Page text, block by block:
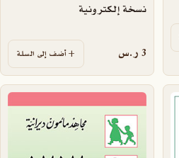
نسخة إلكترونية
3 ر.س أضف إلى السلة